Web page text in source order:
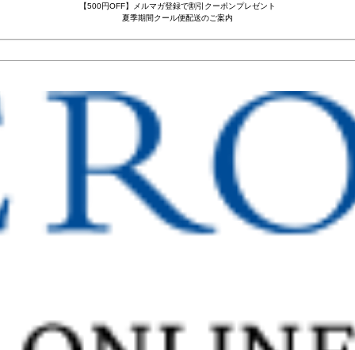
【500円OFF】メルマガ登録で割引クーポンプレゼント
夏季期間クール便配送のご案内